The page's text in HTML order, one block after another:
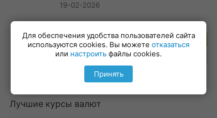
19-02-2026
Подпишитесь на рассылку
Лучшие курсы валют
Для обеспечения удобства пользователей сайта
используются cookies. Вы можете отказаться
или настроить файлы cookies.
Принять